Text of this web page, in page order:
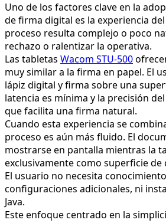
Uno de los factores clave en la
de firma digital es la experiencia
proceso resulta complejo o poco
rechazo o ralentizar la operativa.
Las tabletas Wacom STU-500
muy similar a la firma en papel. El
lápiz digital y firma sobre una
latencia es mínima y la precisión
que facilita una firma natural.
Cuando esta experiencia se
proceso es aún más fluido. El
mostrarse en pantalla mientras la
exclusivamente como superficie
El usuario no necesita
configuraciones adicionales, ni
Java.
Este enfoque centrado en la